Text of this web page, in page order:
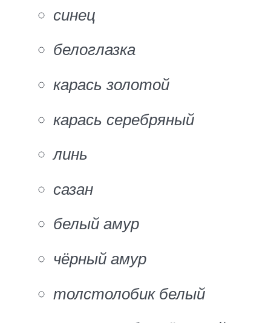
синец
белоглазка
карась золотой
карась серебряный
линь
сазан
белый амур
чёрный амур
толстолобик белый